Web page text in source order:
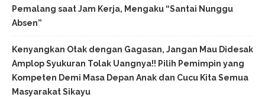
Pemalang saat Jam Kerja, Mengaku “Santai Nunggu
Absen”
Kenyangkan Otak dengan Gagasan, Jangan Mau Didesak
Amplop Syukuran Tolak Uangnya!! Pilih Pemimpin yang
Kompeten Demi Masa Depan Anak dan Cucu Kita Semua
Masyarakat Sikayu